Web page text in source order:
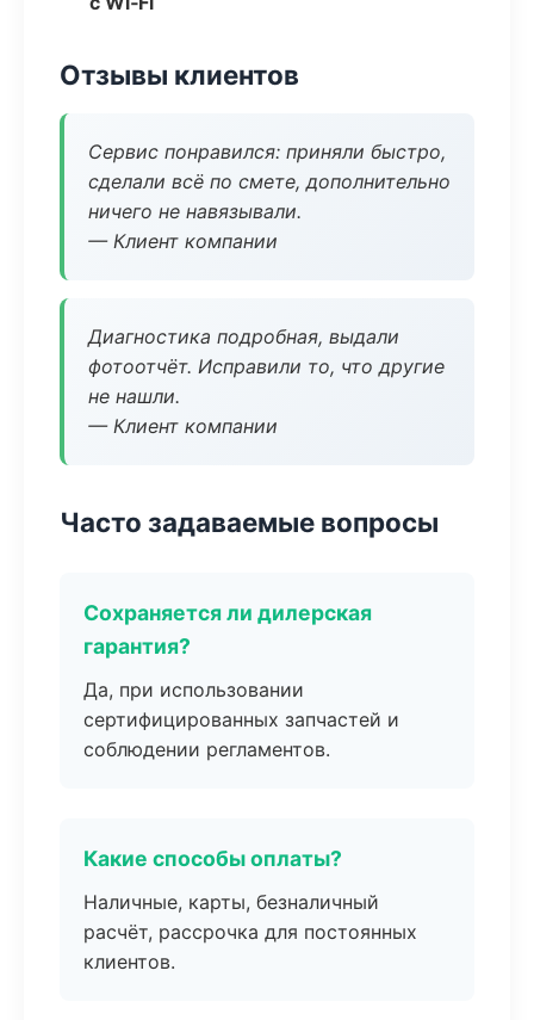
Отзывы клиентов
Сервис понравился: приняли быстро,
сделали всё по смете, дополнительно
ничего не навязывали.
— Клиент компании
Диагностика подробная, выдали
фотоотчёт. Исправили то, что другие
не нашли.
— Клиент компании
Часто задаваемые вопросы
Сохраняется ли дилерская
гарантия?
Да, при использовании
сертифицированных запчастей и
соблюдении регламентов.
Какие способы оплаты?
Наличные, карты, безналичный
расчёт, рассрочка для постоянных
клиентов.